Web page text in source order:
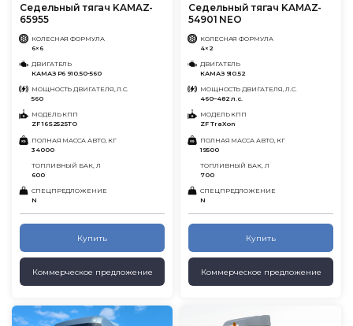
Седельный тягач KAMAZ-
65955
КОЛЕСНАЯ ФОРМУЛА
6×6
ДВИГАТЕЛЬ
КАМАЗ Р6 910.50-560
МОЩНОСТЬ ДВИГАТЕЛЯ, Л.С.
560
МОДЕЛЬ КПП
ZF 16S2525TO
ПОЛНАЯ МАССА АВТО, КГ
34000
ТОПЛИВНЫЙ БАК, Л
600
СПЕЦПРЕДЛОЖЕНИЕ
N
Купить
Коммерческое предложение
Седельный тягач KAMAZ-
54901 NEO
КОЛЕСНАЯ ФОРМУЛА
4×2
ДВИГАТЕЛЬ
КАМАЗ 910.52
МОЩНОСТЬ ДВИГАТЕЛЯ, Л.С.
460–482 л.с.
МОДЕЛЬ КПП
ZF TraXon
ПОЛНАЯ МАССА АВТО, КГ
19500
ТОПЛИВНЫЙ БАК, Л
700
СПЕЦПРЕДЛОЖЕНИЕ
N
Купить
Коммерческое предложение